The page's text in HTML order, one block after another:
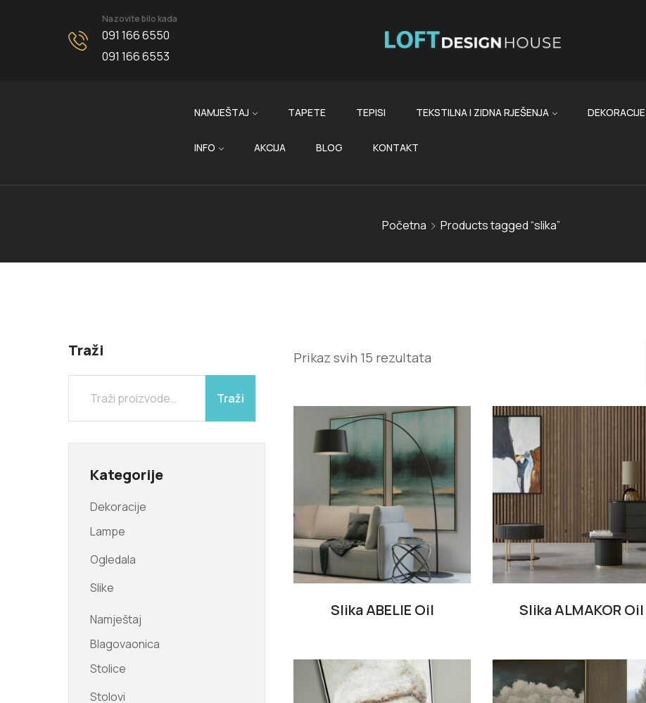
Nazovite bilo kada
091 166 6550
091 166 6553
NAMJEŠTAJ TAPETE TEPISI TEKSTILNA I ZIDNA RJEŠENJA DEKORACIJE
INFO AKCIJA BLOG KONTAKT
Početna Products tagged “slika”
Prikaz svih 15 rezultata
Slika ABELIE Oil Slika ALMAKOR Oil
Traži
Traži
Kategorije
Dekoracije
Lampe
Ogledala
Slike
Namještaj
Blagovaonica
Stolice
Stolovi